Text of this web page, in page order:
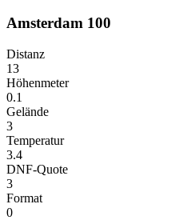
Amsterdam 100
Distanz
13
Höhenmeter
0.1
Gelände
3
Temperatur
3.4
DNF-Quote
3
Format
0